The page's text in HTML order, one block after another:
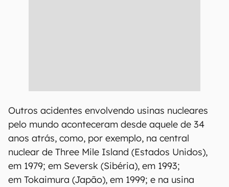
Outros acidentes envolvendo usinas nucleares
pelo mundo aconteceram desde aquele de 34
anos atrás, como, por exemplo, na central
nuclear de Three Mile Island (Estados Unidos),
em 1979; em Seversk (Sibéria), em 1993;
em Tokaimura (Japão), em 1999; e na usina